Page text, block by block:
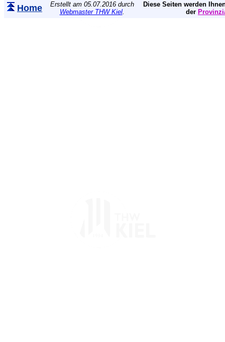
Home
Erstellt am 05.07.2016 durch
Webmaster THW Kiel.
Diese Seiten werden
der